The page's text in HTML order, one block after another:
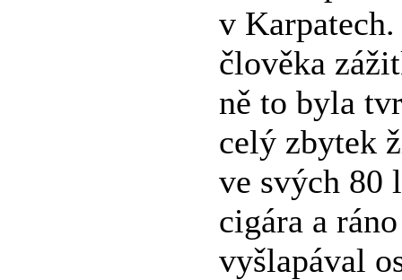
v
člověka
ně to byla
celý zbytek
ve svých 80
cigára a
vyšlapával